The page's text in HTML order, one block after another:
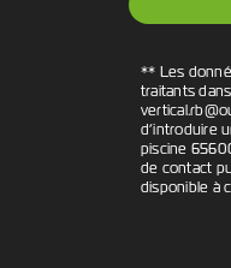
** Les
traitants
d’introduire
piscine
de contact
disponible à